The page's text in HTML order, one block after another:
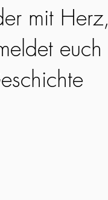
mit Herz,
euch